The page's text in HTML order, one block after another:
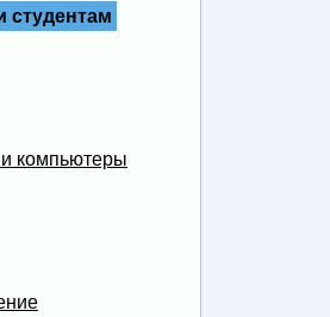
студентам
компьютеры